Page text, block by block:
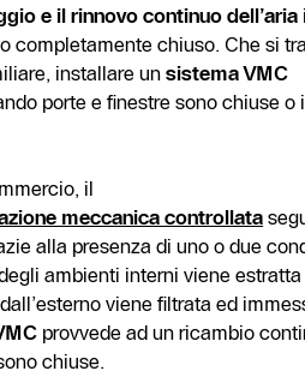
e il rinnovo continuo dell’aria
completamente chiuso. Che si
installare un sistema VMC
porte e finestre sono chiuse o
il
meccanica controllata
alla presenza di uno o due
ambienti interni viene
viene filtrata ed
provvede ad un ricambio
chiuse.